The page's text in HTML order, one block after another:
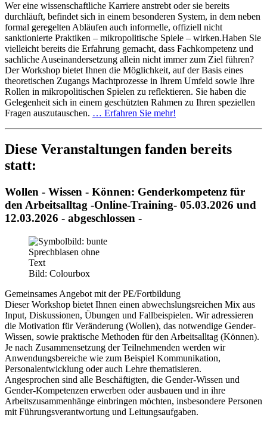
Wer eine wissenschaftliche Karriere anstrebt oder sie bereits
durchläuft, befindet sich in einem besonderen System, in dem neben
formal geregelten Abläufen auch informelle, offiziell nicht
sanktionierte Praktiken – mikropolitische Spiele – wirken.Haben Sie
vielleicht bereits die Erfahrung gemacht, dass Fachkompetenz und
sachliche Auseinandersetzung allein nicht immer zum Ziel führen?
Der Workshop bietet Ihnen die Möglichkeit, auf der Basis eines
theoretischen Zugangs Machtprozesse in Ihrem Umfeld sowie Ihre
Rollen in mikropolitischen Spielen zu reflektieren. Sie haben die
Gelegenheit sich in einem geschützten Rahmen zu Ihren speziellen
Fragen auszutauschen. … Erfahren Sie mehr!
Diese Veranstaltungen fanden bereits
statt:
Wollen - Wissen - Können: Genderkompetenz für
den Arbeitsalltag -Online-Training- 05.03.2026 und
12.03.2026 - abgeschlossen -
Bild: Colourbox
Gemeinsames Angebot mit der PE/Fortbildung
Dieser Workshop bietet Ihnen einen abwechslungsreichen Mix aus
Input, Diskussionen, Übungen und Fallbeispielen. Wir adressieren
die Motivation für Veränderung (Wollen), das notwendige Gender-
Wissen, sowie praktische Methoden für den Arbeitsalltag (Können).
Je nach Zusammensetzung der Teilnehmenden werden wir
Anwendungsbereiche wie zum Beispiel Kommunikation,
Personalentwicklung oder auch Lehre thematisieren.
Angesprochen sind alle Beschäftigten, die Gender-Wissen und
Gender-Kompetenzen erwerben oder ausbauen und in ihre
Arbeitszusammenhänge einbringen möchten, insbesondere Personen
mit Führungsverantwortung und Leitungsaufgaben.